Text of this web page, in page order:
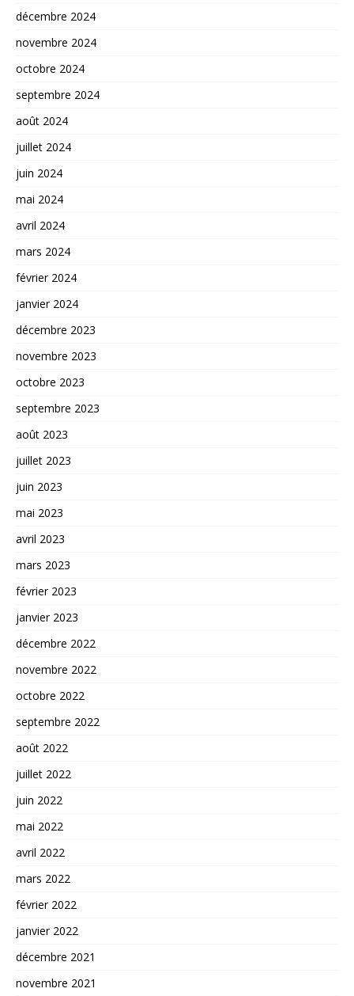
décembre 2024
novembre 2024
octobre 2024
septembre 2024
août 2024
juillet 2024
juin 2024
mai 2024
avril 2024
mars 2024
février 2024
janvier 2024
décembre 2023
novembre 2023
octobre 2023
septembre 2023
août 2023
juillet 2023
juin 2023
mai 2023
avril 2023
mars 2023
février 2023
janvier 2023
décembre 2022
novembre 2022
octobre 2022
septembre 2022
août 2022
juillet 2022
juin 2022
mai 2022
avril 2022
mars 2022
février 2022
janvier 2022
décembre 2021
novembre 2021